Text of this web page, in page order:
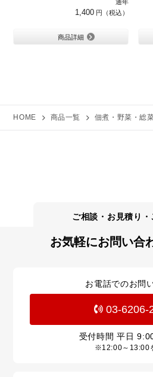
通年
1,400
商品詳細
HOME 商品一覧 佃煮・野菜・総
お気軽にお問い合
お電話でのお問
03-6206-
受付時間 平日
※12:00～13:00